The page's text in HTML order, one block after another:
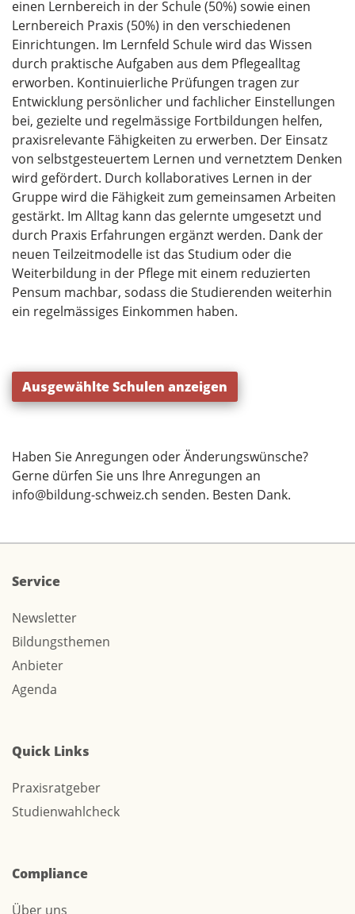
einen Lernbereich in der Schule (50%) sowie einen
Lernbereich Praxis (50%) in den verschiedenen
Einrichtungen. Im Lernfeld Schule wird das Wissen
durch praktische Aufgaben aus dem Pflegealltag
erworben. Kontinuierliche Prüfungen tragen zur
Entwicklung persönlicher und fachlicher Einstellungen
bei, gezielte und regelmässige Fortbildungen helfen,
praxisrelevante Fähigkeiten zu erwerben. Der Einsatz
von selbstgesteuertem Lernen und vernetztem Denken
wird gefördert. Durch kollaboratives Lernen in der
Gruppe wird die Fähigkeit zum gemeinsamen Arbeiten
gestärkt. Im Alltag kann das gelernte umgesetzt und
durch Praxis Erfahrungen ergänzt werden. Dank der
neuen Teilzeitmodelle ist das Studium oder die
Weiterbildung in der Pflege mit einem reduzierten
Pensum machbar, sodass die Studierenden weiterhin
ein regelmässiges Einkommen haben.
Ausgewählte Schulen anzeigen
Haben Sie Anregungen oder Änderungswünsche?
Gerne dürfen Sie uns Ihre Anregungen an
info@bildung-schweiz.ch senden. Besten Dank.
Service
Newsletter
Bildungsthemen
Anbieter
Agenda
Quick Links
Praxisratgeber
Studienwahlcheck
Compliance
Über uns